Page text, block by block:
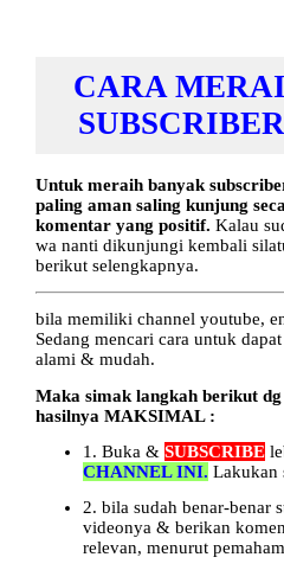
CARA
Untuk meraih banyak
paling aman saling kunjung
komentar yang positif. Kalau
wa nanti dikunjungi kembali
berikut selengkapnya.
bila memiliki channel youtube,
Sedang mencari cara untuk
alami & mudah.
Maka simak langkah berikut
hasilnya MAKSIMAL :
1. Buka & SUBSCRIBE
CHANNEL INI. Lakukan
2. bila sudah benar-benar
videonya & berikan
relevan, menurut